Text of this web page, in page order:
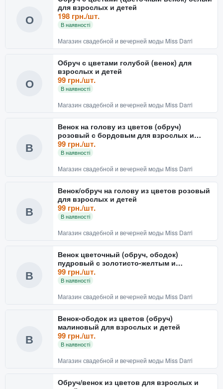
О
для взрослых и детей
198 грн./шт.
В наявності
Магазин свадебной и вечерней моды Miss Darri
О
Обруч с цветами голубой (венок) для
взрослых и детей
99 грн./шт.
В наявності
Магазин свадебной и вечерней моды Miss Darri
В
Венок на голову из цветов (обруч)
розовый с бордовым для взрослых и
детей
99 грн./шт.
В наявності
Магазин свадебной и вечерней моды Miss Darri
В
Венок/обруч на голову из цветов розовый
для взрослых и детей
99 грн./шт.
В наявності
Магазин свадебной и вечерней моды Miss Darri
В
Венок цветочный (обруч, ободок)
пудровый с золотисто-желтым и
коралловым для взрослых и детей
99 грн./шт.
В наявності
Магазин свадебной и вечерней моды Miss Darri
В
Венок-ободок из цветов (обруч)
малиновый для взрослых и детей
99 грн./шт.
В наявності
Магазин свадебной и вечерней моды Miss Darri
Обруч/венок из цветов для взрослых и